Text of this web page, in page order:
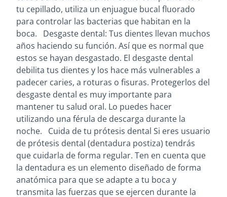
tu cepillado, utiliza un enjuague bucal fluorado
para controlar las bacterias que habitan en la
boca. Desgaste dental: Tus dientes llevan muchos
años haciendo su función. Así que es normal que
estos se hayan desgastado. El desgaste dental
debilita tus dientes y los hace más vulnerables a
padecer caries, a roturas o fisuras. Protegerlos del
desgaste dental es muy importante para
mantener tu salud oral. Lo puedes hacer
utilizando una férula de descarga durante la
noche. Cuida de tu prótesis dental Si eres usuario
de prótesis dental (dentadura postiza) tendrás
que cuidarla de forma regular. Ten en cuenta que
la dentadura es un elemento diseñado de forma
anatómica para que se adapte a tu boca y
transmita las fuerzas que se ejercen durante la